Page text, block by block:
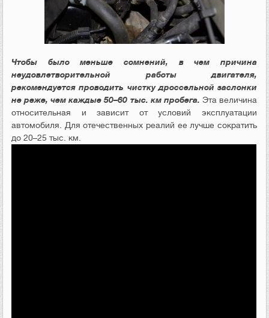
Чтобы было меньше сомнений, в чем причина
неудовлетворительной работы двигателя,
рекомендуется проводить чистку дроссельной заслонки
не реже, чем каждые 50–60 тыс. км пробега. Эта величина
относительная и зависит от условий эксплуатации
автомобиля. Для отечественных реалий ее лучше сократить
до 20–25 тыс. км.